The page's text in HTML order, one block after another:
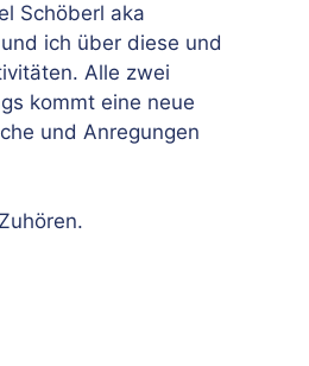
Schöberl aka
ich über diese und
Alle zwei
kommt eine neue
und Anregungen